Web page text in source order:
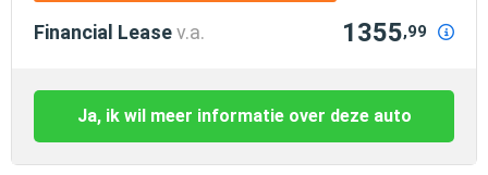
Financial Leasev.a. 1355,99
Ja, ik wil meer informatie over deze auto